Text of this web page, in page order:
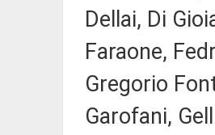
Dellai, Di
Faraone,
Gregorio
Garofani,